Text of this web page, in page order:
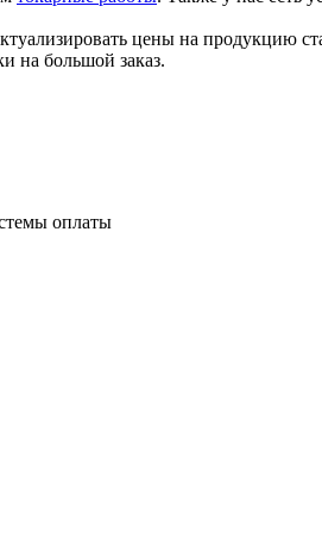
цены на продукцию
на большой заказ.
оплаты